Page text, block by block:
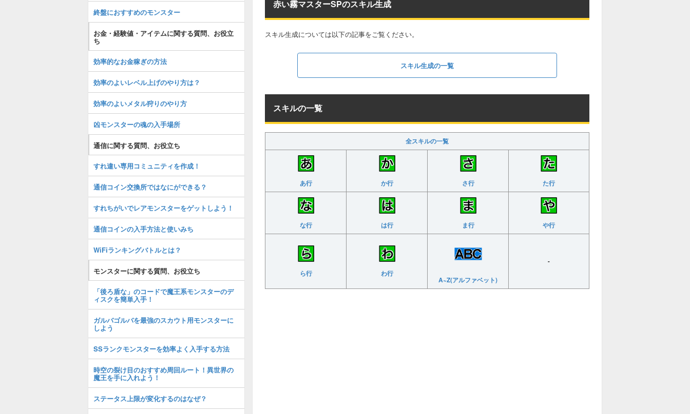
赤い霧マスターSPのスキル生成
スキル生成については以下の記事をご覧ください。
スキル生成の一覧
スキルの一覧
全スキルの一覧
あ行 か行 さ行 た行
な行 は行 ま行 や行
ら行 わ行
A~Z(アルファベット)
-
終盤におすすめのモンスター
お金・経験値・アイテムに関する質問、お役立
ち
効率的なお金稼ぎの方法
効率のよいレベル上げのやり方は？
効率のよいメタル狩りのやり方
凶モンスターの魂の入手場所
通信に関する質問、お役立ち
すれ違い専用コミュニティを作成！
通信コイン交換所ではなにができる？
すれちがいでレアモンスターをゲットしよう！
通信コインの入手方法と使いみち
WiFiランキングバトルとは？
モンスターに関する質問、お役立ち
「後ろ盾な」のコードで魔王系モンスターのデ
ィスクを簡単入手！
ガルバゴルバを最強のスカウト用モンスターに
しよう
SSランクモンスターを効率よく入手する方法
時空の裂け目のおすすめ周回ルート！異世界の
魔王を手に入れよう！
ステータス上限が変化するのはなぜ？